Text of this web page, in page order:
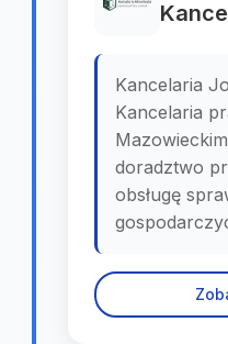
Kancelaria
Kancelaria
doradztwo
obsługę